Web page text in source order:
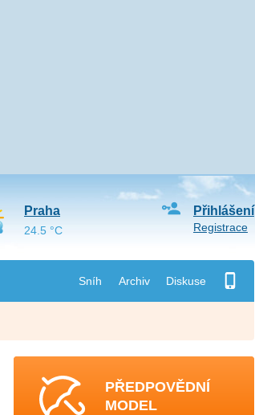
Sníh Archiv Diskuse
Přihlášení
Registrace
Praha
24.5 °C
PŘEDPOVĚDNÍ
MODEL